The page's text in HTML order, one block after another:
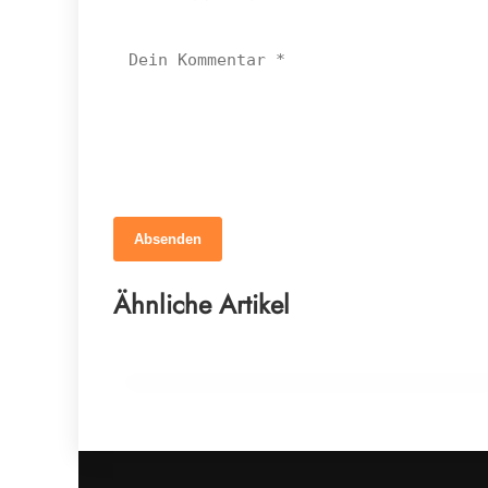
Absenden
Ähnliche Artikel
Braucht dein Pferd wirklich mehr